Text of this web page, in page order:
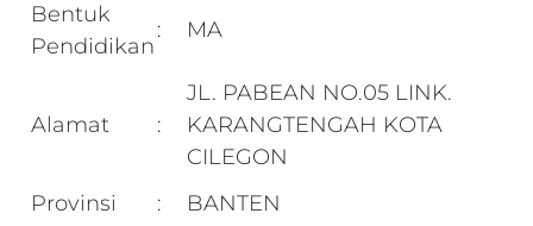
Bentuk
Pendidikan
: MA
Alamat :
JL. PABEAN NO.05 LINK.
KARANGTENGAH KOTA
CILEGON
Provinsi
: BANTEN